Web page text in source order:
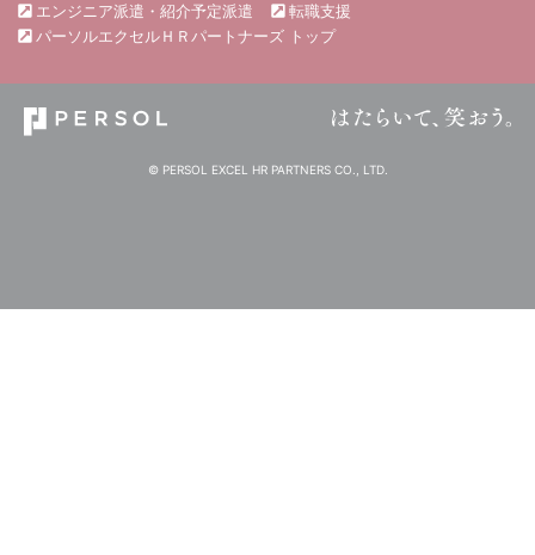
エンジニア派遣・紹介予定派遣
転職支援
パーソルエクセルＨＲパートナーズ トップ
© PERSOL EXCEL HR PARTNERS CO., LTD.